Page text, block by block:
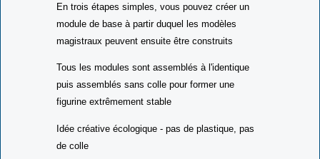
En trois étapes simples, vous pouvez créer un
module de base à partir duquel les modèles
magistraux peuvent ensuite être construits
Tous les modules sont assemblés à l'identique
puis assemblés sans colle pour former une
figurine extrêmement stable
Idée créative écologique - pas de plastique, pas
de colle